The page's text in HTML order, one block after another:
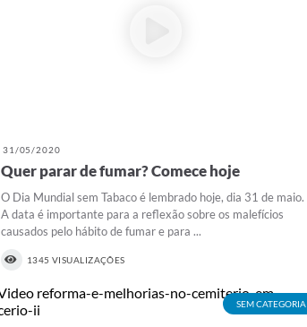
31/05/2020
Quer parar de fumar? Comece hoje
O Dia Mundial sem Tabaco é lembrado hoje, dia 31 de maio.
A data é importante para a reflexão sobre os malefícios
causados pelo hábito de fumar e para ...
1345 VISUALIZAÇÕES
SEM CATEGORIA